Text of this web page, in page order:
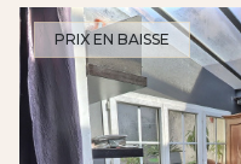
PRIX EN BAISSE